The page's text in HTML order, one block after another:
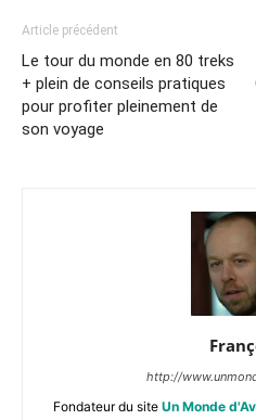
Article précédent
Le tour du monde en 80 treks
+ plein de conseils pratiques
pour profiter pleinement de
son voyage
http://
Fondateur du site Un Monde